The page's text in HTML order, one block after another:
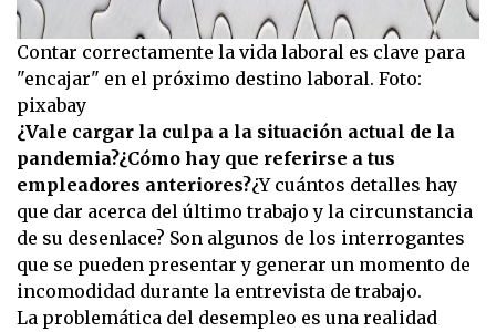
Contar correctamente la vida laboral es clave para
"encajar" en el próximo destino laboral. Foto:
pixabay
¿Vale cargar la culpa a la situación actual de la
pandemia?¿Cómo hay que referirse a tus
empleadores anteriores?¿Y cuántos detalles hay
que dar acerca del último trabajo y la circunstancia
de su desenlace? Son algunos de los interrogantes
que se pueden presentar y generar un momento de
incomodidad durante la entrevista de trabajo.
La problemática del desempleo es una realidad